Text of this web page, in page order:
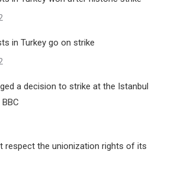
in Turkey go on strike
a decision to strike at the Istanbul
respect the unionization rights of its